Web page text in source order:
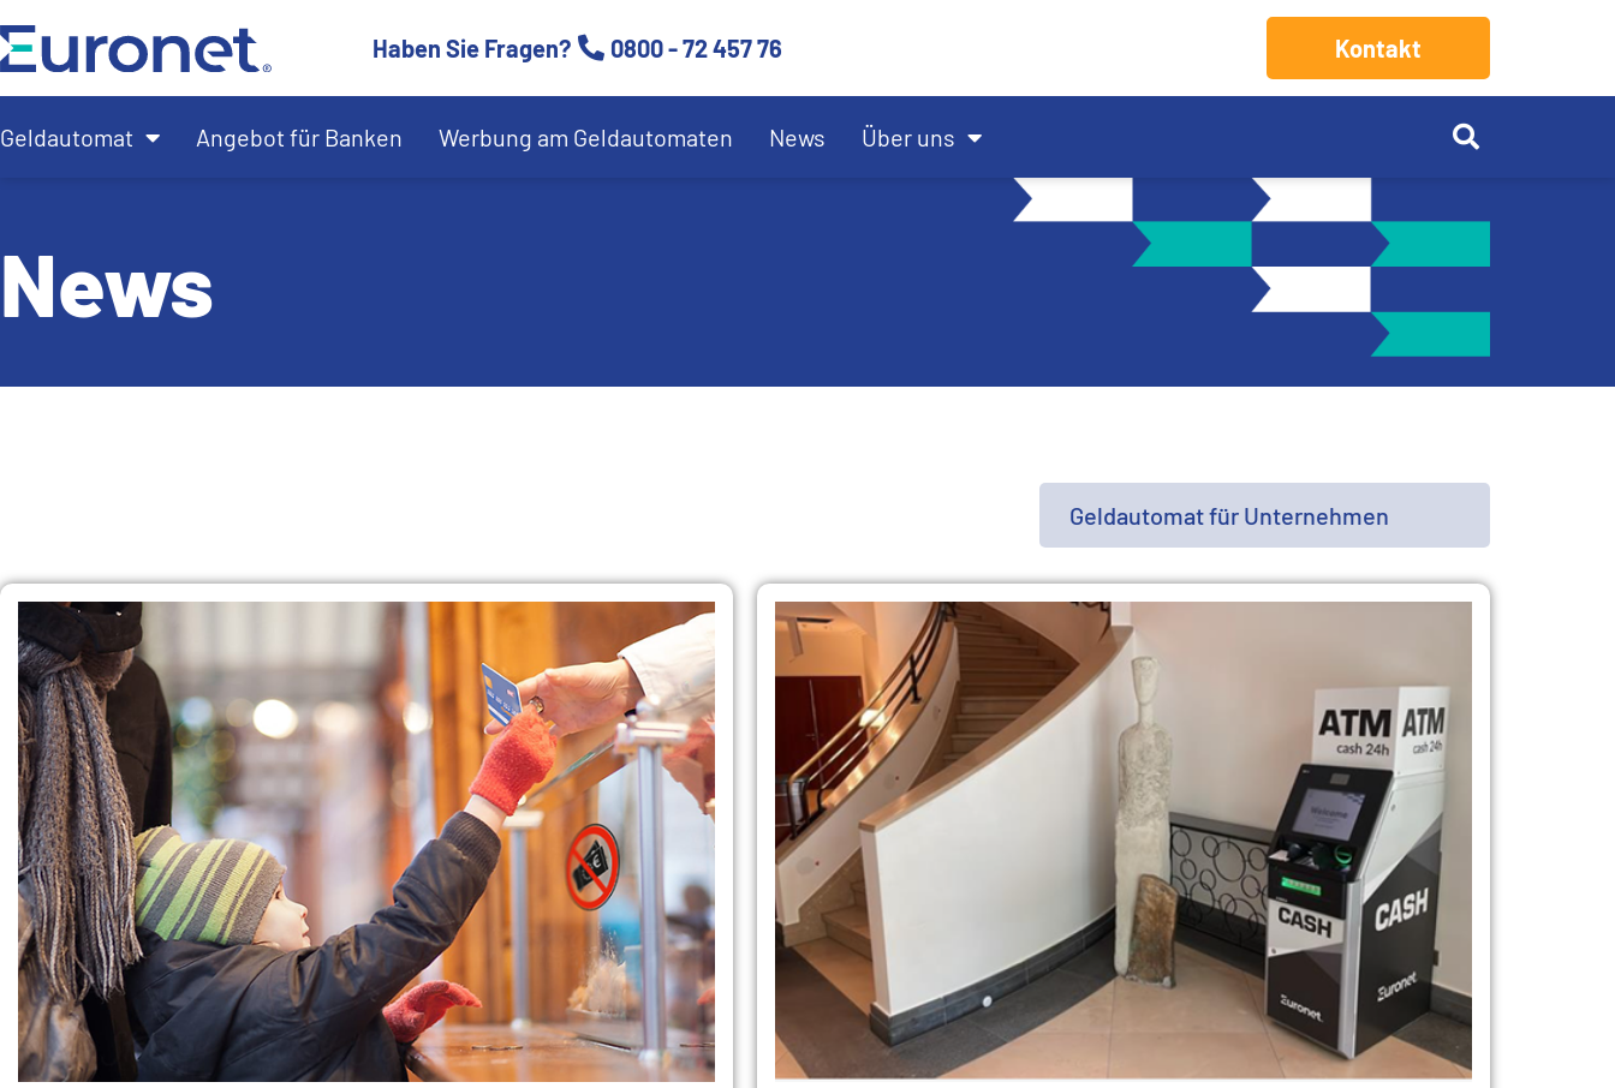
Haben Sie Fragen? 0800 - 72 457 76 Kontakt
Geldautomat Angebot für Banken Werbung am Geldautomaten News Über uns
News